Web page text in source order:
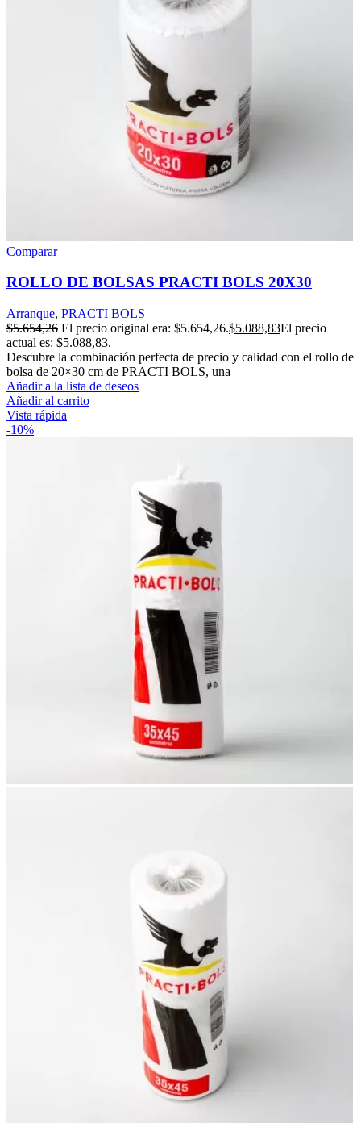
Comparar
ROLLO DE BOLSAS PRACTI BOLS 20X30
Arranque, PRACTI BOLS
$5.654,26 El precio original era: $5.654,26.$5.088,83El precio
actual es: $5.088,83.
Descubre la combinación perfecta de precio y calidad con el rollo de
bolsa de 20×30 cm de PRACTI BOLS, una
Añadir a la lista de deseos
Añadir al carrito
Vista rápida
-10%